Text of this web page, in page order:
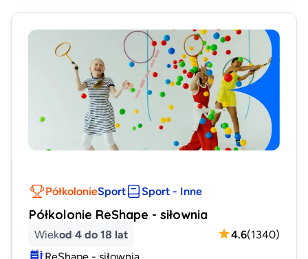
PółkolonieSport Sport - Inne
Półkolonie ReShape - siłownia
Wiekod 4 do 18 lat 4.6(1340)
ReShape - siłownia